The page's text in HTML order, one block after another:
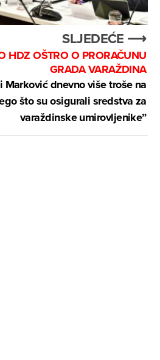
SLJEDEĆE ⟶
HDZ OŠTRO O PRORAČUNU
GRADA VARAŽDINA
Marković dnevno više troše na
što su osigurali sredstva za
varaždinske umirovljenike”